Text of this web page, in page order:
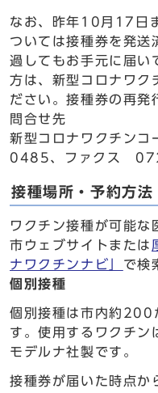
なお、昨年10月17日
ついては接種券を発送
過してもお手元に届い
方は、新型コロナワク
ださい。接種券の再発
問合せ先
新型コロナワクチン
0485、ファクス
接種場所・予約方法
ワクチン接種が可能な
市ウェブサイトまたは
ナワクチンナビ」 で検
個別接種
個別接種は市内約200
す。使用するワクチン
モデルナ社製です。
接種券が届いた時点か